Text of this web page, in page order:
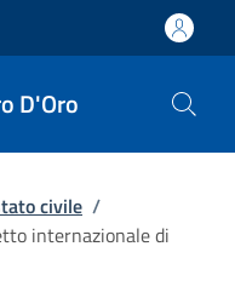
D'Oro
civile /
internazionale di